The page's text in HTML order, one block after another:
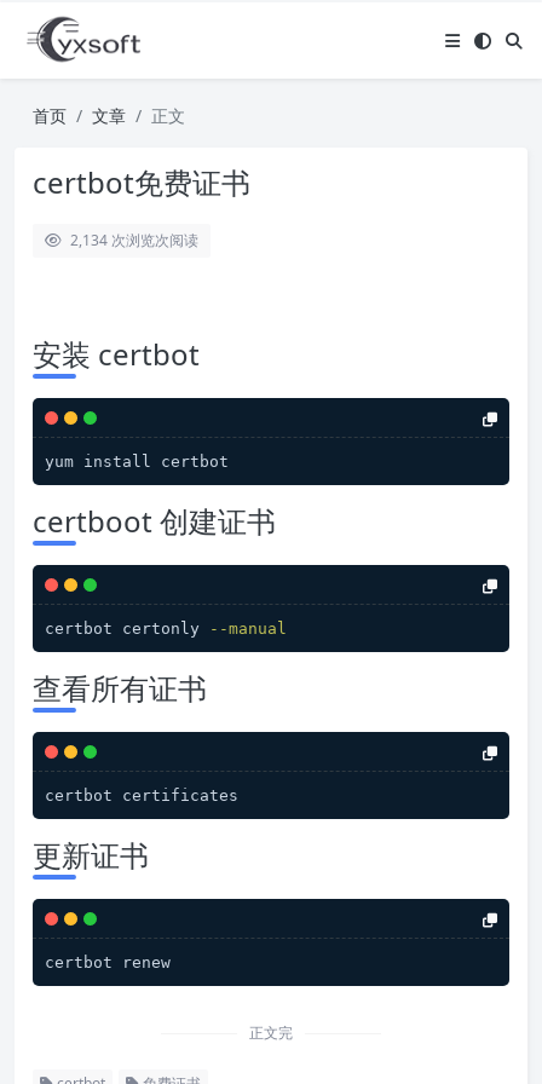
首页 文章 正文
certbot免费证书
2,134 次浏览次阅读
安装 certbot
yum install certbot
certboot 创建证书
certbot certonly --manual
查看所有证书
certbot certificates
更新证书
certbot renew
正文完